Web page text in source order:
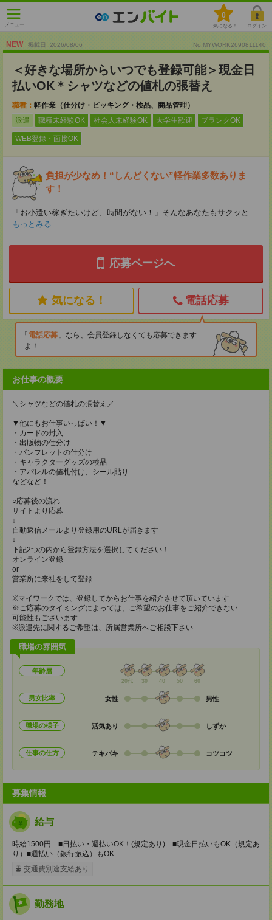
メニュー
0
気になる！ ログイン
NEW 掲載日 :2026/08/06 No.MYWORK2690811140
＜好きな場所からいつでも登録可能＞現金日
払いOK＊シャツなどの値札の張替え
職種： 軽作業（仕分け・ピッキング・検品、商品管理）
派遣
職種未経験OK 社会人未経験OK 大学生歓迎 ブランクOK
WEB登録・面接OK
負担が少なめ！“しんどくない”軽作業多数ありま
す！
「お小遣い稼ぎたいけど、時間がない！」そんなあなたもサクッと ...
もっとみる
応募ページへ
気になる！ 電話応募
電話応募
なら、会員登録しなくても応募できます
よ！
お仕事の概要
＼シャツなどの値札の張替え／
▼他にもお仕事いっぱい！▼
・カードの封入
・出版物の仕分け
・パンフレットの仕分け
・キャラクターグッズの検品
・アパレルの値札付け、シール貼り
などなど！
○応募後の流れ
サイトより応募
↓
自動返信メールより登録用のURLが届きます
↓
下記2つの内から登録方法を選択してください！
オンライン登録
or
営業所に来社をして登録
※マイワークでは、登録してからお仕事を紹介させて頂いています
※ご応募のタイミングによっては、ご希望のお仕事をご紹介できない
可能性もございます
※派遣先に関するご希望は、所属営業所へご相談下さい
職場の雰囲気
年齢層
20代 30 40 50 60
男女比率 女性 男性
職場の様子 活気あり しずか
仕事の仕方 テキパキ コツコツ
募集情報
給与
時給1500円 ■日払い・週払いOK！(規定あり) ■現金日払いもOK（規定あ
り）■週払い（銀行振込）もOK
交通費別途支給あり
勤務地